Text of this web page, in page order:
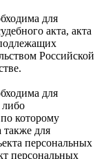
для
акта, акта
Российской
для
либо
которому
также для
персональных
персональных